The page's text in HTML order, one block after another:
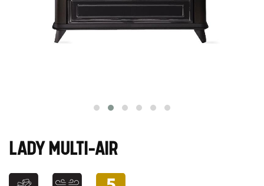
LADY MULTI-AIR